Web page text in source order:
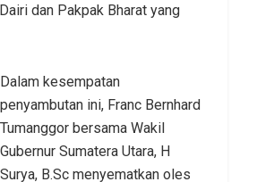
dan Pakpak Bharat yang
Dalam kesempatan
penyambutan ini, Franc Bernhard
Tumanggor bersama Wakil
Gubernur Sumatera Utara, H
Surya, B.Sc menyematkan oles